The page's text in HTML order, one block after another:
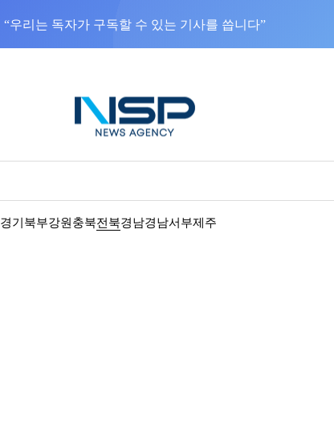
NSP통신을 구글 선호 매체로 추가 바로가기
경기북부강원 충북전북경남경남서부제주